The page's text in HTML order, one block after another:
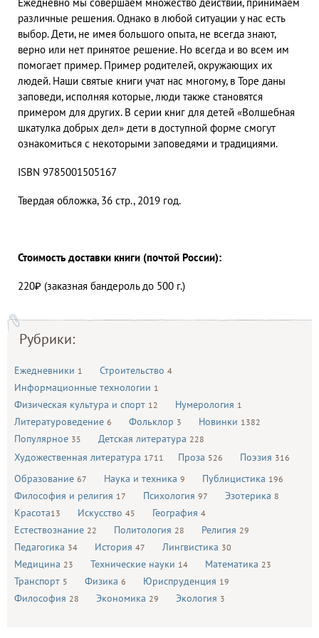
Рубрики:
Ежедневники 1 Строительство 4
Информационные технологии 1
Физическая культура и спорт 12 Нумерология 1
Литературоведение 6 Фольклор 3 Новинки 1382
Популярное 35 Детская литература 228
Художественная литература 1711 Проза 526 Поэзия 316
Образование 67 Наука и техника 9 Публицистика 196
Философия и религия 17 Психология 97 Эзотерика 8
Красота13 Искусство 45 География 4
Естествознание 22 Политология 28 Религия 29
Педагогика 34 История 47 Лингвистика 30
Медицина 23 Технические науки 14 Математика 23
Транспорт 5 Физика 6 Юриспруденция 19
Философия 28 Экономика 29 Экология 3
различные решения. Однако в любой ситуации у нас есть
выбор. Дети, не имея большого опыта, не всегда знают,
верно или нет принятое решение. Но всегда и во всем им
помогает пример. Пример родителей, окружающих их
людей. Наши святые книги учат нас многому, в Торе даны
заповеди, исполняя которые, люди также становятся
примером для других. В серии книг для детей «Волшебная
шкатулка добрых дел» дети в доступной форме смогут
ознакомиться с некоторыми заповедями и традициями.
ISBN 9785001505167
Твердая обложка, 36 стр., 2019 год.
Стоимость доставки книги (почтой России):
220₽ (заказная бандероль до 500 г.)